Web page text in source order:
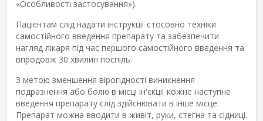
«Особливості застосування»).
Пацієнтам слід надати інструкції стосовно техніки
самостійного введення препарату та забезпечити
нагляд лікаря під час першого самостійного введення та
впродовж 30 хвилин поспіль.
З метою зменшення вірогідності виникнення
подразнення або болю в місці ін'єкції кожне наступне
введення препарату слід здійснювати в інше місце.
Препарат можна вводити в живіт, руки, стегна та сідниці.